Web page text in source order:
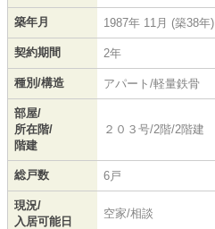
築年月 1987年 11月 (築38年)
契約期間 2年
種別/構造 アパート/軽量鉄骨
部屋/
所在階/
階建
２０３号/2階/2階建
総戸数 6戸
現況/
入居可能日
空家/相談